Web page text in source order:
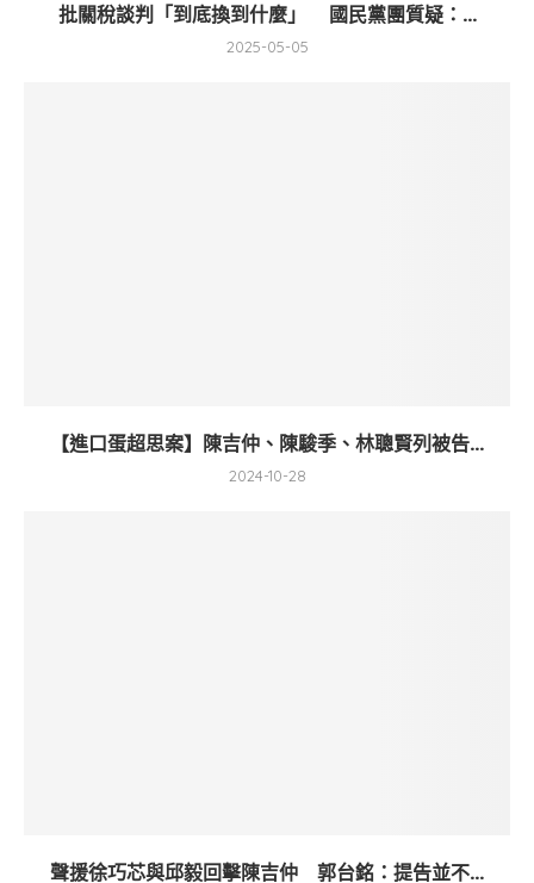
批關稅談判「到底換到什麼」 國民黨團質疑：...
2025-05-05
【進口蛋超思案】陳吉仲、陳駿季、林聰賢列被告...
2024-10-28
聲援徐巧芯與邱毅回擊陳吉仲 郭台銘：提告並不...